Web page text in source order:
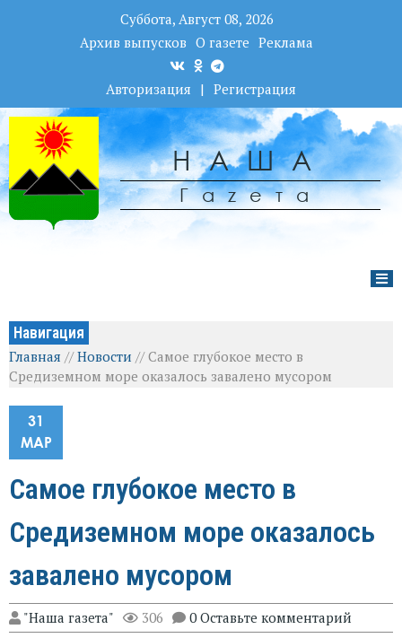
Суббота, Август 08, 2026
Архив выпусков О газете Реклама
Авторизация | Регистрация
НАША
Гаzета
Навигация
Главная //Новости //Самое глубокое место в
Средиземном море оказалось завалено мусором
31
МАР
Самое глубокое место в
Средиземном море оказалось
завалено мусором
"Наша газета" 306 0 Оставьте комментарий